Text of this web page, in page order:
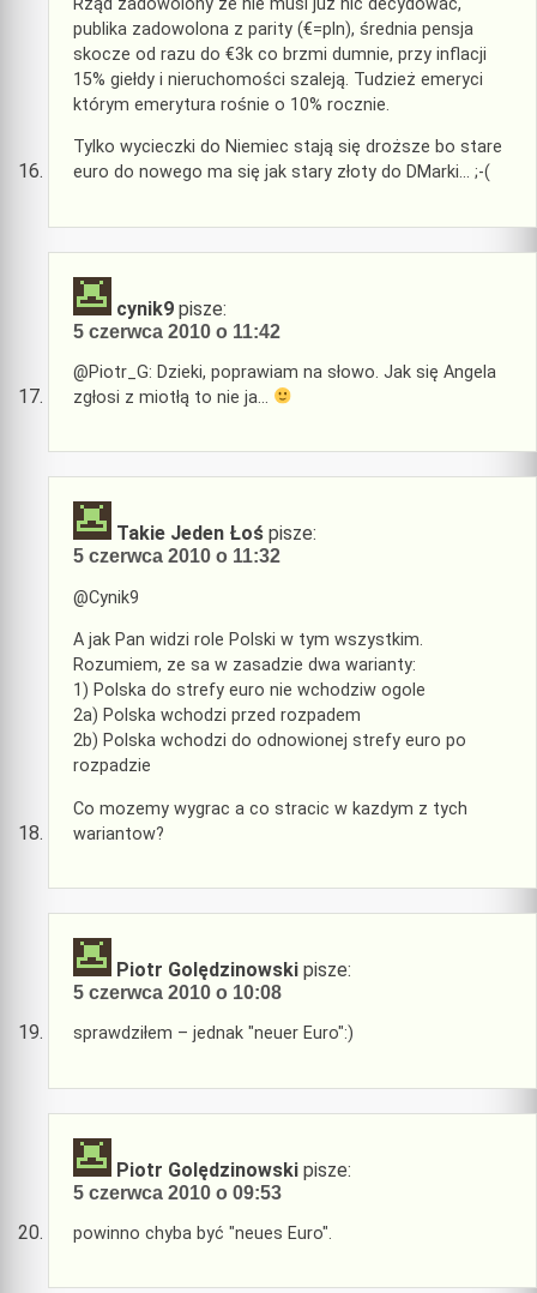
publika zadowolona z parity (€=pln), średnia pensja
skocze od razu do €3k co brzmi dumnie, przy inflacji
15% giełdy i nieruchomości szaleją. Tudzież emeryci
którym emerytura rośnie o 10% rocznie.
Tylko wycieczki do Niemiec stają się droższe bo stare
euro do nowego ma się jak stary złoty do DMarki… ;-(
cynik9 pisze:
5 czerwca 2010 o 11:42
@Piotr_G: Dzieki, poprawiam na słowo. Jak się Angela
zgłosi z miotłą to nie ja…
Takie Jeden Łoś pisze:
5 czerwca 2010 o 11:32
@Cynik9
A jak Pan widzi role Polski w tym wszystkim.
Rozumiem, ze sa w zasadzie dwa warianty:
1) Polska do strefy euro nie wchodziw ogole
2a) Polska wchodzi przed rozpadem
2b) Polska wchodzi do odnowionej strefy euro po
rozpadzie
Co mozemy wygrac a co stracic w kazdym z tych
wariantow?
Piotr Golędzinowski pisze:
5 czerwca 2010 o 10:08
sprawdziłem – jednak "neuer Euro":)
Piotr Golędzinowski pisze:
5 czerwca 2010 o 09:53
powinno chyba być "neues Euro".